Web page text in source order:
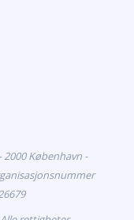
2000 København -